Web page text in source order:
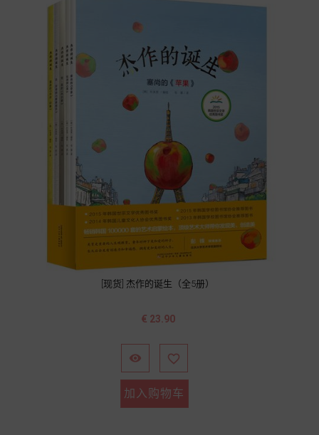
[现货] 杰作的诞生（全5册）
价
€ 23.90
 
加入购物车